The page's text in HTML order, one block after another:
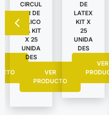
CIRCUL
AR DE
SILICO
NA KIT
X 25
UNIDA
DES
VER
PRODUCTO
DE
LATEX
KIT X
25
UNIDA
DES
VER